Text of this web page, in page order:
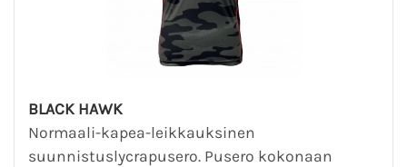
BLACK HAWK
Normaali-kapea-leikkauksinen
suunnistuslycrapusero. Pusero kokonaan